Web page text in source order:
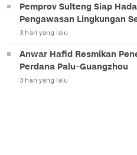
Pemprov Sulteng Siap
Pengawasan Lingkungan
3 hari yang lalu
Anwar Hafid Resmikan
Perdana Palu–Guangzhou
3 hari yang lalu